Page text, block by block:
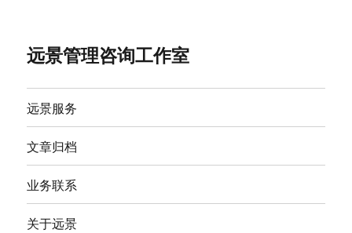
远景管理咨询工作室
远景服务
文章归档
业务联系
关于远景